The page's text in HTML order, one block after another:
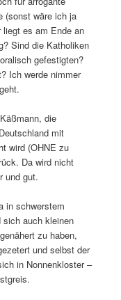
(sonst wäre ich ja
es am Ende an
Sind die Katholiken
gefestigten?
Ich werde nimmer
die
mit
wird (OHNE zu
Da wird nicht
und gut.
in schwerstem
sich auch kleinen
zu haben,
und selbst der
in Nonnenkloster –